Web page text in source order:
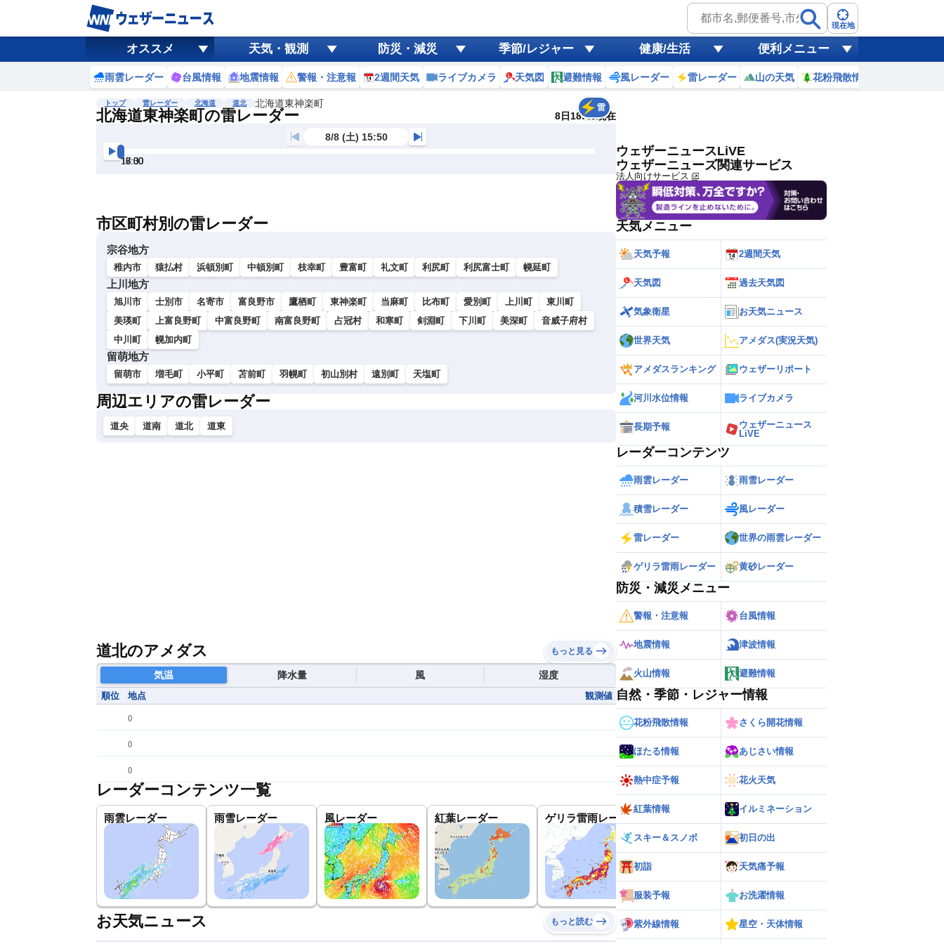
現在地
オススメ 天気・観測 防災・減災 季節/レジャー 健康/生活 便利メニュー
雨雲レーダー 台風情報 地震情報 警報・注意報 2週間天気 ライブカメラ 天気図 避難情報 風レーダー 雷レーダー 山の天気 花粉飛散情報
トップ 雷レーダー 北海道 道北 北海道東神楽町
北海道東神楽町の雷レーダー 8日18:40現在
雷
風
黄砂
天気 台風
8/8 (土) 15:50
16:00
16:30
17:00
17:30
18:00
18:30
市区町村別の雷レーダー
宗谷地方
稚内市 猿払村 浜頓別町 中頓別町 枝幸町 豊富町 礼文町 利尻町 利尻富士町 幌延町
上川地方
旭川市 士別市 名寄市 富良野市 鷹栖町 東神楽町 当麻町 比布町 愛別町 上川町
東川町
美瑛町
上富良野町 中富良野町 南富良野町 占冠村 和寒町 剣淵町 下川町 美深町
音威子府村
中川町
幌加内町
留萌地方
留萌市 増毛町 小平町 苫前町 羽幌町 初山別村 遠別町 天塩町
周辺エリアの雷レーダー
道央 道南 道北 道東
道北のアメダス もっと見る
気温 降水量 風 湿度
順位 地点 観測値
()
()
()
レーダーコンテンツ一覧
雨雲レーダー 雨雪レーダー 風レーダー 紅葉レーダー ゲリラ雷雨レーダー 世界の雨雲レーダー
お天気ニュース もっと読む
ウェザーニュースLiVE
ウェザーニューズ関連サービス
法人向けサービス
天気メニュー
天気予報 2週間天気
天気図 過去天気図
気象衛星 お天気ニュース
世界天気 アメダス(実況天気)
アメダスランキング ウェザーリポート
河川水位情報 ライブカメラ
長期予報
ウェザーニュース
LiVE
レーダーコンテンツ
雨雲レーダー 雨雪レーダー
積雪レーダー 風レーダー
雷レーダー 世界の雨雲レーダー
ゲリラ雷雨レーダー 黄砂レーダー
防災・減災メニュー
警報・注意報 台風情報
地震情報 津波情報
火山情報 避難情報
自然・季節・レジャー情報
花粉飛散情報 さくら開花情報
ほたる情報 あじさい情報
熱中症予報 花火天気
紅葉情報 イルミネーション
スキー＆スノボ 初日の出
初詣 天気痛予報
服装予報 お洗濯情報
紫外線情報 星空・天体情報